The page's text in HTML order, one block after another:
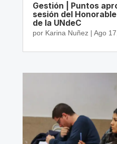
Gestión | Puntos
sesión del
de la UNdeC
por Karina Nuñez| Ago